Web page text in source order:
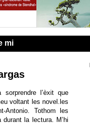
mi
l’èxit que
voltant les novel.les
Antonio. Tothom les
durant la lectura. M’hi